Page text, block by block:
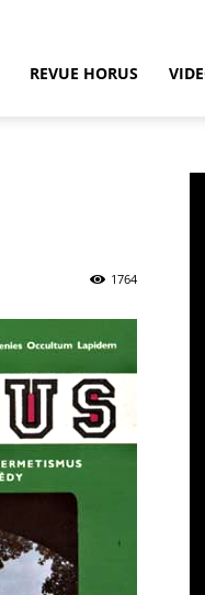
REVUE HORUS
1764